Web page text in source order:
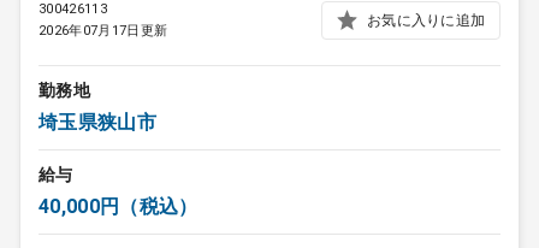
300426113
2026年07月17日更新
お気に入りに追加
勤務地
埼玉県狭山市
給与
40,000円（税込）